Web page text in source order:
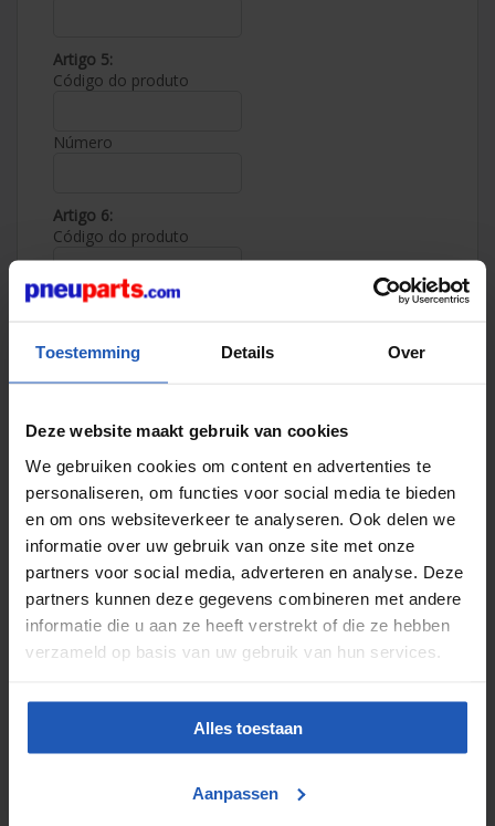
Toestemming Details Over
Deze website maakt gebruik van cookies
We gebruiken cookies om content en advertenties te
personaliseren, om functies voor social media te bieden
en om ons websiteverkeer te analyseren. Ook delen we
informatie over uw gebruik van onze site met onze
partners voor social media, adverteren en analyse. Deze
partners kunnen deze gegevens combineren met andere
informatie die u aan ze heeft verstrekt of die ze hebben
verzameld op basis van uw gebruik van hun services.
Alles toestaan
Aanpassen
Artigo 5:
Código do produto
Número
Artigo 6:
Código do produto
Número
Artigo 8:
Código do produto
Número
Código do produto